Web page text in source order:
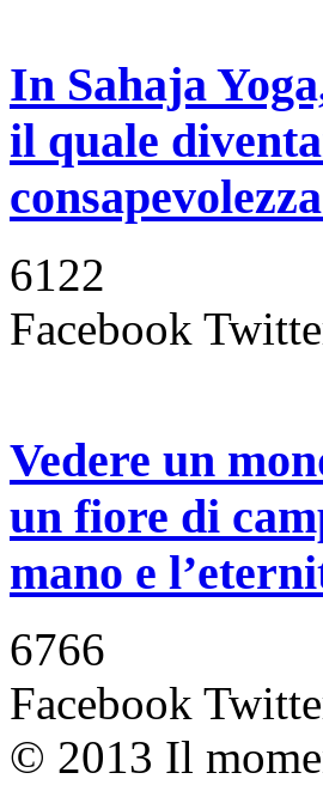
In Sahaja
il quale
6122
Facebook
Vedere un
un fiore di
mano e
6766
Facebook
© 2013 Il